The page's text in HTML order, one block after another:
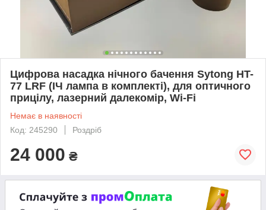
Цифрова насадка нічного бачення Sytong HT-
77 LRF (ІЧ лампа в комплекті), для оптичного
прицілу, лазерний далекомір, Wi-Fi
Немає в наявності
Код: 245290
Роздріб
24 000 ₴